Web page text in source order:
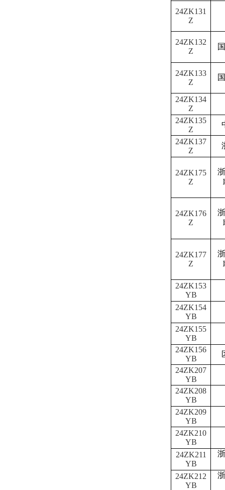
24ZK131
Z
24ZK132
Z
24ZK133
Z
24ZK134
Z
24ZK135
Z
24ZK137
Z
24ZK175
Z
24ZK176
Z
24ZK177
Z
24ZK153
YB
24ZK154
YB
24ZK155
YB
24ZK156
YB
24ZK207
YB
24ZK208
YB
24ZK209
YB
24ZK210
YB
24ZK211
YB
24ZK212
YB